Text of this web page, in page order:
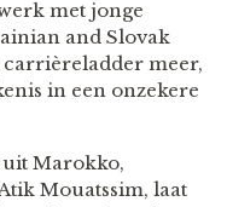
met jonge
and Slovak
carrièreladder meer,
in een onzekere
uit Marokko,
Mouatssim, laat